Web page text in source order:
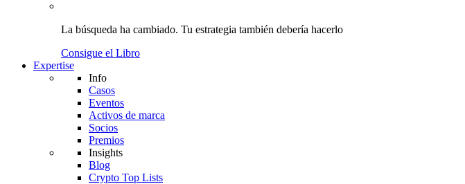
La búsqueda ha cambiado. Tu estrategia también debería hacerlo
Consigue el Libro
Expertise
Info
Casos
Eventos
Activos de marca
Socios
Premios
Insights
Blog
Crypto Top Lists